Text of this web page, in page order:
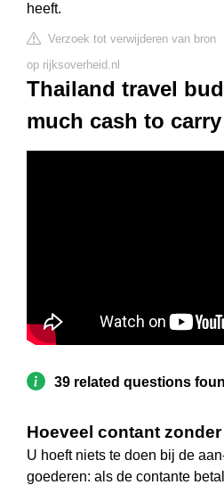
heeft.
Verzoek tot verwijderen van bron
op rijksoverheid.nl
Thailand travel
much cash to
39 related questions
Hoeveel contant
U hoeft niets te doen bij de
goederen: als de contante